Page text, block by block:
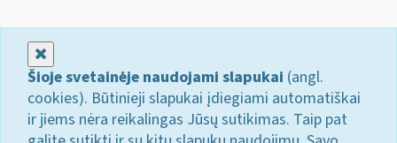
Šioje svetainėje naudojami slapukai (angl.
cookies). Būtinieji slapukai įdiegiami automatiškai
ir jiems nėra reikalingas Jūsų sutikimas. Taip pat